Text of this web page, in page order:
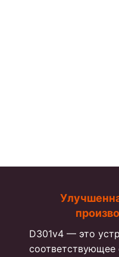
D301v4 — это
соответствующее